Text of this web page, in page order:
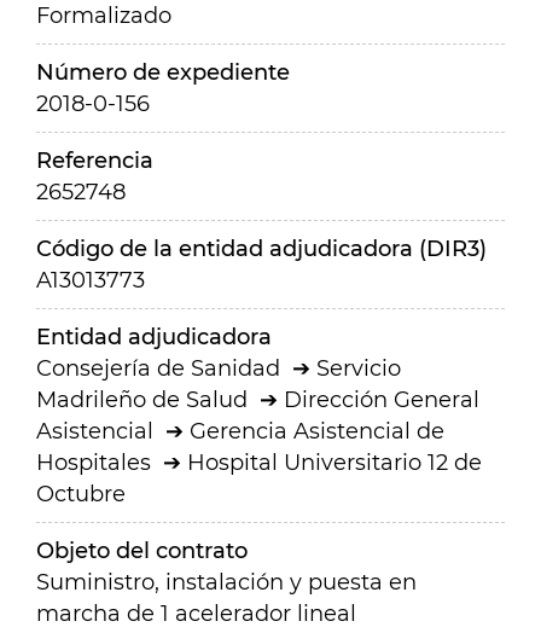
Formalizado
Número de expediente
2018-0-156
Referencia
2652748
Código de la entidad adjudicadora (DIR3)
A13013773
Entidad adjudicadora
Consejería de Sanidad
Servicio
Madrileño de Salud
Dirección General
Asistencial
Gerencia Asistencial de
Hospitales
Hospital Universitario 12 de
Octubre
Objeto del contrato
Suministro, instalación y puesta en
marcha de 1 acelerador lineal